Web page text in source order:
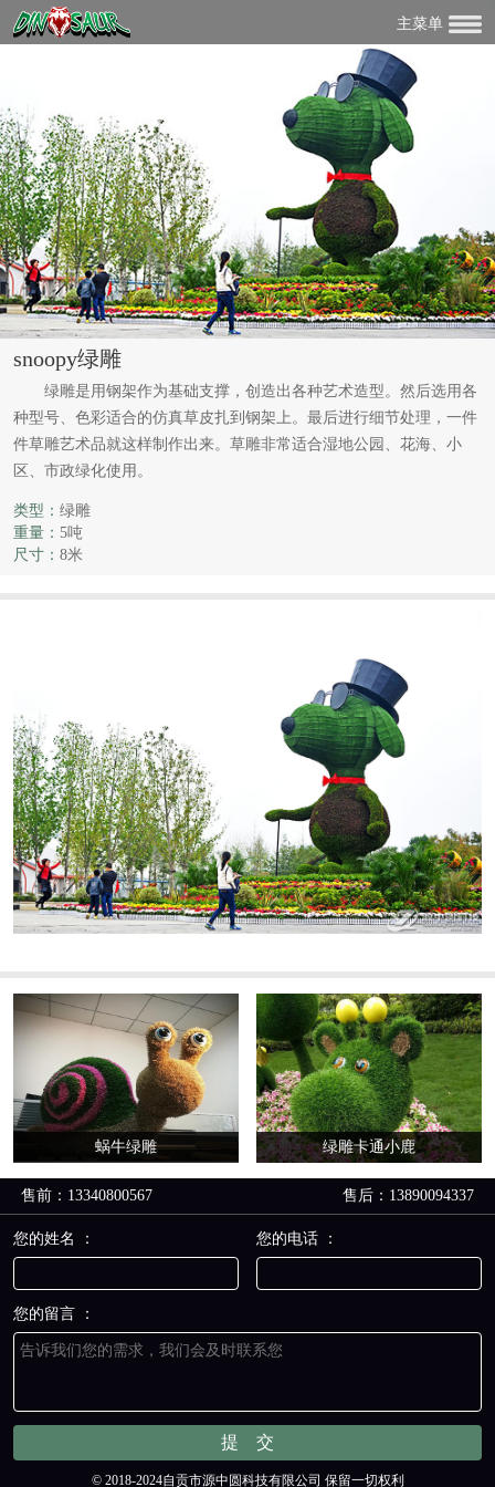
主菜单
snoopy绿雕
绿雕是用钢架作为基础支撑，创造出各种艺术造型。然后选用各
种型号、色彩适合的仿真草皮扎到钢架上。最后进行细节处理，一件
件草雕艺术品就这样制作出来。草雕非常适合湿地公园、花海、小
区、市政绿化使用。
类型： 绿雕
重量： 5吨
尺寸： 8米
蜗牛绿雕 绿雕卡通小鹿
售前：13340800567 售后：13890094337
您的姓名 ： 您的电话 ：
您的留言 ：
© 2018-2024自贡市源中圆科技有限公司 保留一切权利